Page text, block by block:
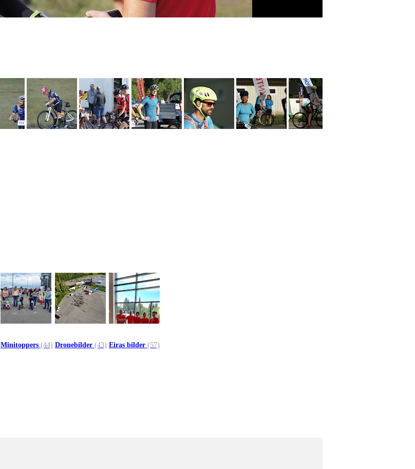
Minitoppers (44) Dronebilder (43) Eiras bilder (57)